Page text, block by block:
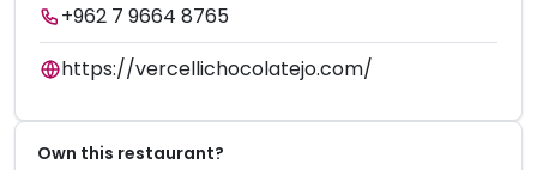
+962 7 9664 8765
https://vercellichocolatejo.com/
Own this restaurant?